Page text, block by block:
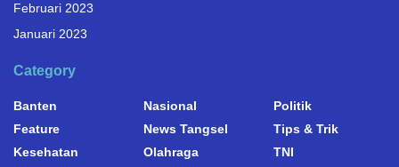
Februari 2023
Januari 2023
Category
Banten
Feature
Kesehatan
Nasional
News Tangsel
Olahraga
Politik
Tips & Trik
TNI